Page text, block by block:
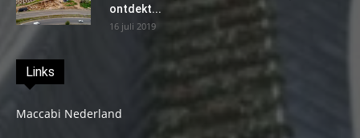
ontdekt...
16 juli 2019
Links
Maccabi Nederland